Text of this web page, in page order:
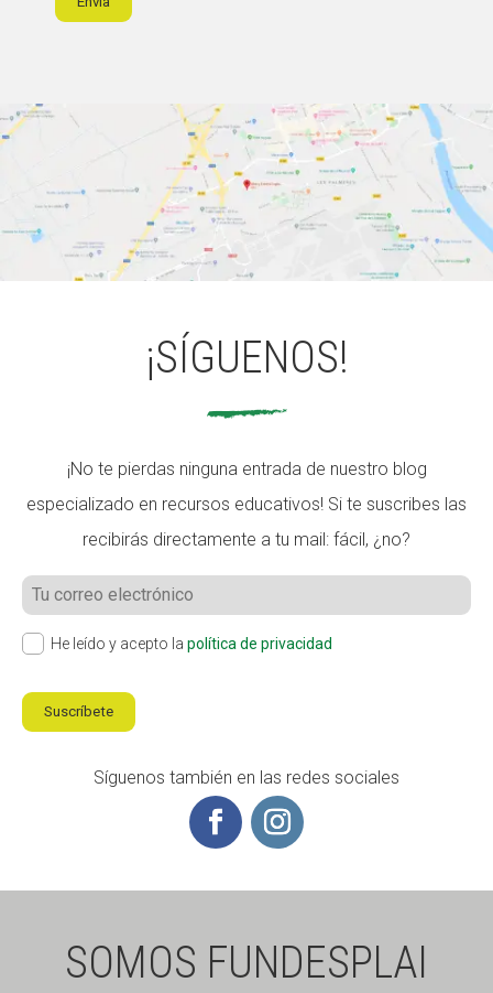
¡SÍGUENOS!
¡No te pierdas ninguna entrada de nuestro blog
especializado en recursos educativos! Si te suscribes las
recibirás directamente a tu mail: fácil, ¿no?
He leído y acepto la política de privacidad
Suscríbete
Síguenos también en las redes sociales
SOMOS FUNDESPLAI